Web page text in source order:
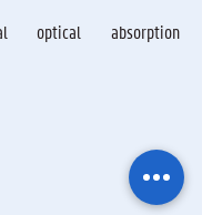
optical absorption